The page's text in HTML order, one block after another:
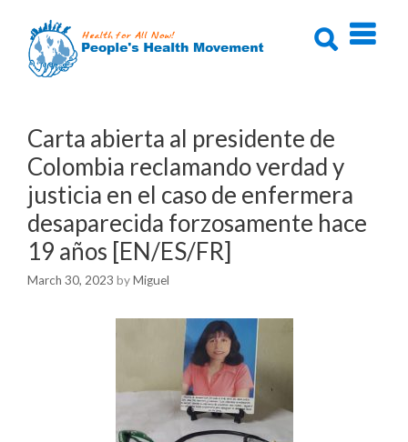
content
Carta abierta al presidente de
Colombia reclamando verdad y
justicia en el caso de enfermera
desaparecida forzosamente hace
19 años [EN/ES/FR]
March 30, 2023 byMiguel